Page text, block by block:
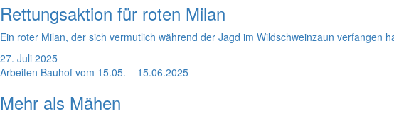
Rettungsaktion für roten Milan
Ein roter Milan, der sich vermutlich während der Jagd im Wildschweinzaun verfangen
27. Juli 2025
Arbeiten Bauhof vom 15.05. – 15.06.2025
Mehr als Mähen